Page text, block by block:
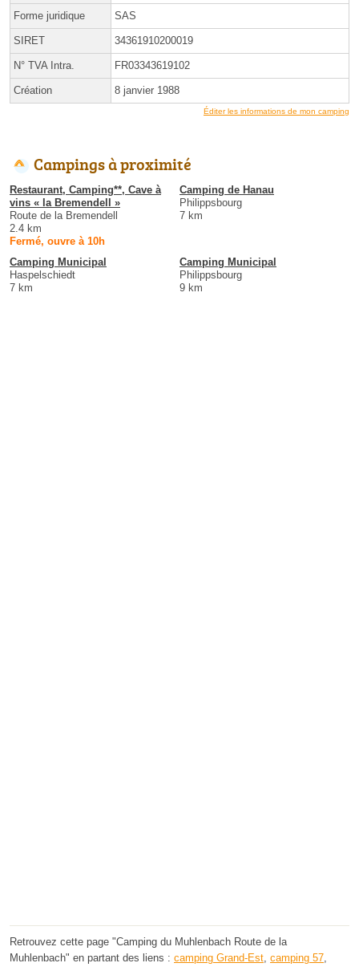
Forme juridique SAS
SIRET 34361910200019
N° TVA Intra. FR03343619102
Création 8 janvier 1988
Éditer les informations de mon camping
Campings à proximité
Restaurant, Camping**, Cave à
vins « la Bremendell »
Route de la Bremendell
2.4 km
Fermé, ouvre à 10h
Camping de Hanau
Philippsbourg
7 km
Camping Municipal
Haspelschiedt
7 km
Camping Municipal
Philippsbourg
9 km
Retrouvez cette page "Camping du Muhlenbach Route de la
Muhlenbach" en partant des liens : camping Grand-Est camping 57